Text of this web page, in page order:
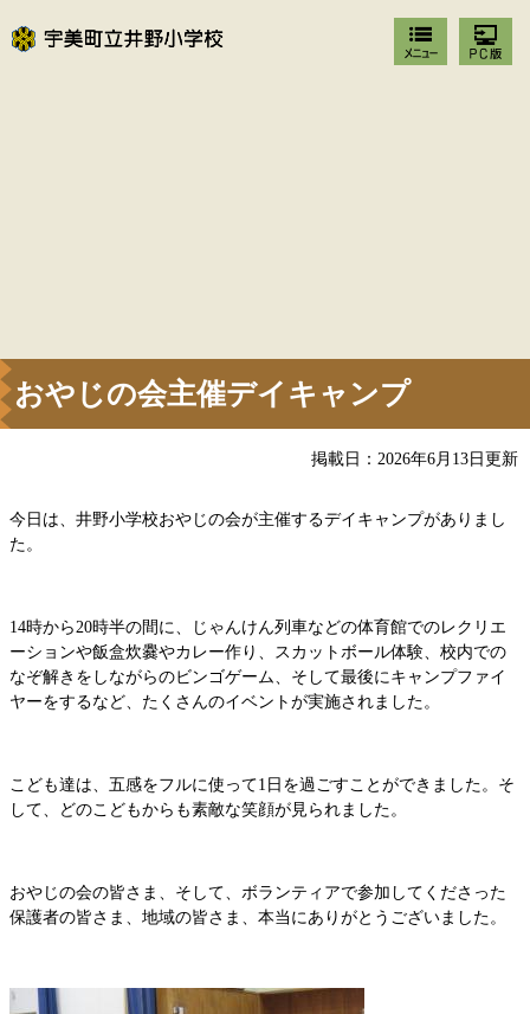
おやじの会主催デイキャンプ
掲載日：2026年6月13日更新
今日は、井野小学校おやじの会が主催するデイキャンプがありまし
た。
14時から20時半の間に、じゃんけん列車などの体育館でのレクリエ
ーションや飯盒炊爨やカレー作り、スカットボール体験、校内での
なぞ解きをしながらのビンゴゲーム、そして最後にキャンプファイ
ヤーをするなど、たくさんのイベントが実施されました。
こども達は、五感をフルに使って1日を過ごすことができました。そ
して、どのこどもからも素敵な笑顔が見られました。
おやじの会の皆さま、そして、ボランティアで参加してくださった
保護者の皆さま、地域の皆さま、本当にありがとうございました。